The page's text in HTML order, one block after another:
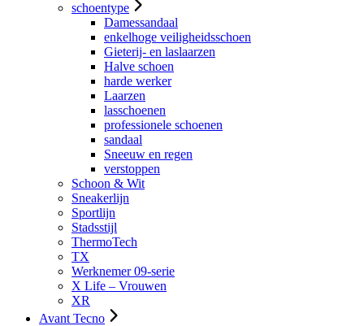
schoentype
Damessandaal
enkelhoge veiligheidsschoen
Gieterij- en laslaarzen
Halve schoen
harde werker
Laarzen
lasschoenen
professionele schoenen
sandaal
Sneeuw en regen
verstoppen
Schoon & Wit
Sneakerlijn
Sportlijn
Stadsstijl
ThermoTech
TX
Werknemer 09-serie
X Life – Vrouwen
XR
Avant Tecno